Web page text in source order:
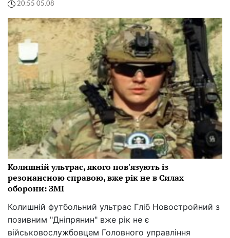
20:55 05.08
Колишній ультрас, якого пов'язують із
резонансною справою, вже рік не в Силах
оборони: ЗМІ
Колишній футбольний ультрас Гліб Новостройний з
позивним "Дніпрянин" вже рік не є
військовослужбовцем Головного управління